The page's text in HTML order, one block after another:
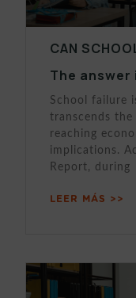
CAN
The answer
School failure
transcends the
reaching
implications.
Report, during
LEER MÁS >>